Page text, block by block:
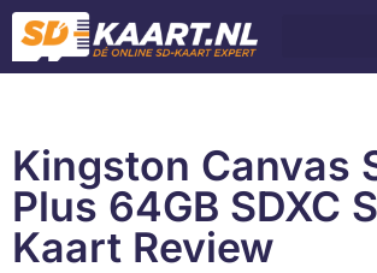
Kingston Canvas
Plus 64GB SDXC
Kaart Review